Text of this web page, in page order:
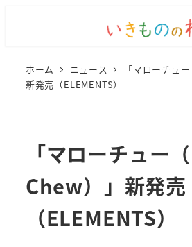
ホーム ニュース
「マローチュ
新発売（ELEMENTS）
「マローチュー
Chew）」新発売
（ELEMENTS）